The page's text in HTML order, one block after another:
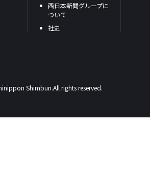
西日本新聞グループに
ついて
社史
Shimbun.All rights reserved.